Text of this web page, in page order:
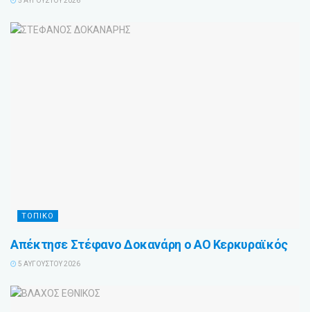
ΤΟΠΙΚΌ
Απέκτησε Στέφανο Δοκανάρη ο ΑΟ Κερκυραϊκός
5 ΑΥΓΟΎΣΤΟΥ 2026